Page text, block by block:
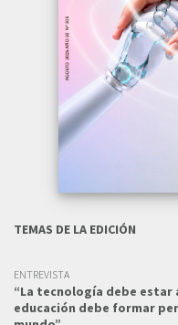
TEMAS DE LA EDICIÓN
ENTREVISTA
“La tecnología debe estar
educación debe formar